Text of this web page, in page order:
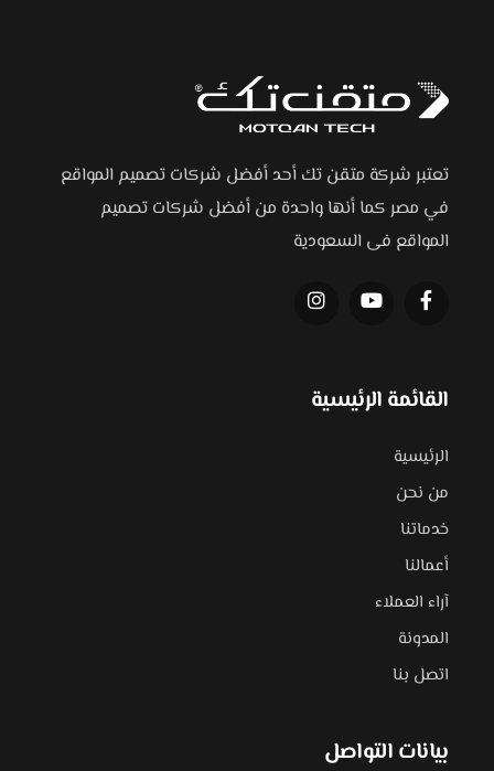
تعتبر شركة متقن تك أحد أفضل شركات تصميم المواقع
في مصر كما أنها واحدة من أفضل شركات تصميم
المواقع فى السعودية
القائمة الرئيسية
الرئيسية
من نحن
خدماتنا
أعمالنا
آراء العملاء
المدونة
اتصل بنا
بيانات التواصل